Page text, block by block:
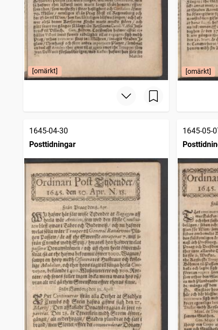
[omärkt] [omärkt]
1645-04-30
Posttidningar
1645-05-